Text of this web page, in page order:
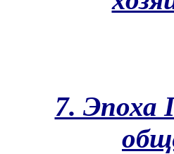
7. Эпоха